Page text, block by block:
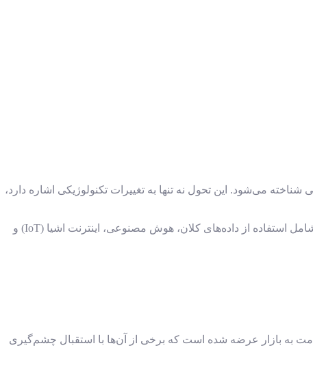
می‌شود. این تحول نه تنها به تغییرات تکنولوژیکی اشاره دارد،
تحول دیجیتال در صنعت سلامت به معنای استفاده از فناوری‌های دیجیتال برای تغییر نحوه ارائه خدمات بهداشتی و درمانی است. این فرآیند شامل استفاده از داده‌های کلان، هوش مصنوعی، اینترنت اشیا (IoT) و
به بازار عرضه شده است که برخی از آن‌ها با استقبال چشم‌گیری